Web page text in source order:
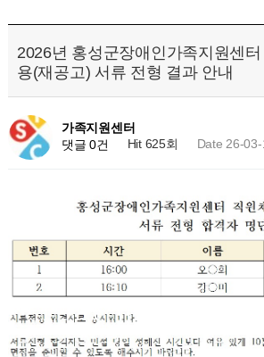
2026년 홍성군장애인가족지원센
용(재공고) 서류 전형 결과 안내
가족지원센터
댓글 0건
Hit 625회 Date 26-